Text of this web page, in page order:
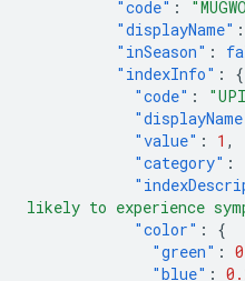
"code" :
"displayName" :
"inSeason" :
"indexInfo" :
{
"code" :
"value" : 1 ,
"category" :
likely to experience
"color" :
{
"green" :
"blue" :